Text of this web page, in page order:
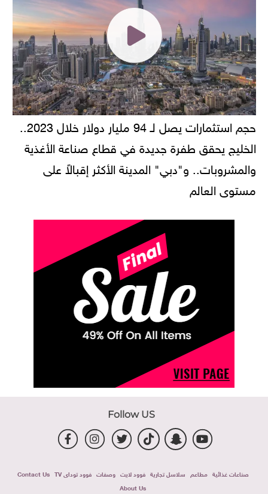
الخليج يحقق طفرة جديدة في قطاع صناعة الأغذية
والمشروبات.. و"دبي" المدينة الأكثر إقبالاً على
مستوى العالم
Follow US
صناعات غذائية مطاعم سلاسل تجارية فوود لايت وصفات فوود توداى TV
Contact Us
About Us